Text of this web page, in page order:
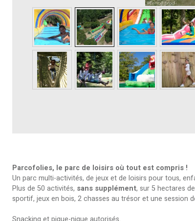
Parcofolies, le parc de loisirs où tout est compris !
Un parc multi-activités, de jeux et de loisirs pour tous,
Plus de 50 activités, sans supplément, sur 5 hectares
sportif, jeux en bois, 2 chasses au trésor et une session